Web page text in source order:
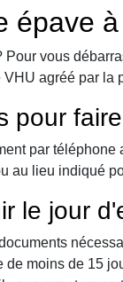
épave
vous
agréé par la
pour
par
au lieu indiqué
le jour
moins de 15